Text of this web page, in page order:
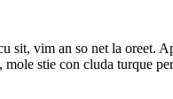
vim an so net la oreet.
stie con cluda turque